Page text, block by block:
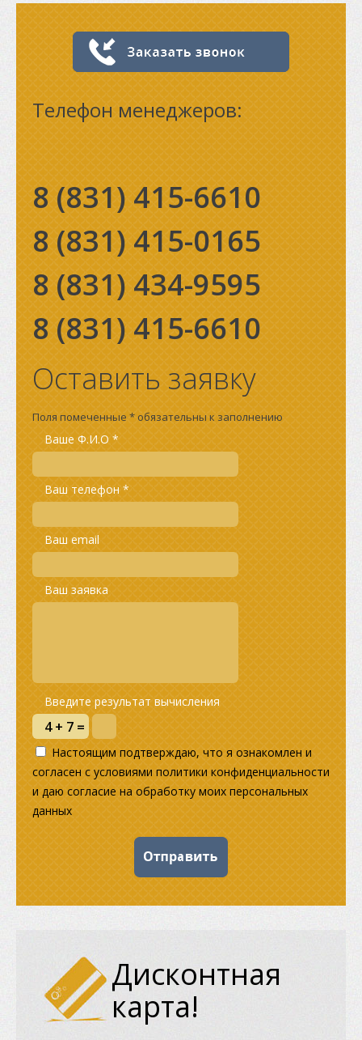
Телефон менеджеров:
8 (831) 415-6610
8 (831) 415-0165
8 (831) 434-9595
8 (831) 415-6610
Оставить заявку
Поля помеченные * обязательны к заполнению
Ваше Ф.И.О *
Ваш телефон *
Ваш email
Ваш заявка
Введите результат вычисления
Настоящим подтверждаю, что я ознакомлен и
согласен с условиями политики конфиденциальности
и даю согласие на обработку моих персональных
данных
Дисконтная
карта!